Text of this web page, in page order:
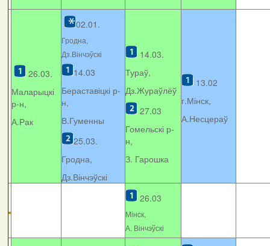
26.03.
Маларыцкі
р-н,
А.Рак
02.01.
Гродна,
Дз.Вінчэўскі
14.03
Бераставіцкі р-
н,
В.Гуменны
25.03.
Гродна,
Дз.Вінчэўскі
14.03.
Тураў,
Дз.Жураўлёў
27.03
Гомельскі р-
н,
З. Гарошка
13.02
г.Мінск,
А.Несцераў
26.03
Мінcк,
А. Вінчэўскі